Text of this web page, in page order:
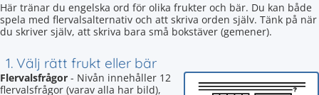
Här tränar du engelska ord för olika frukter och bär. Du kan både
spela med flervalsalternativ och att skriva orden själv. Tänk på när
du skriver själv, att skriva bara små bokstäver (gemener).
1. Välj rätt frukt eller bär
Flervalsfrågor - Nivån innehåller 12
flervalsfrågor (varav alla har bild),